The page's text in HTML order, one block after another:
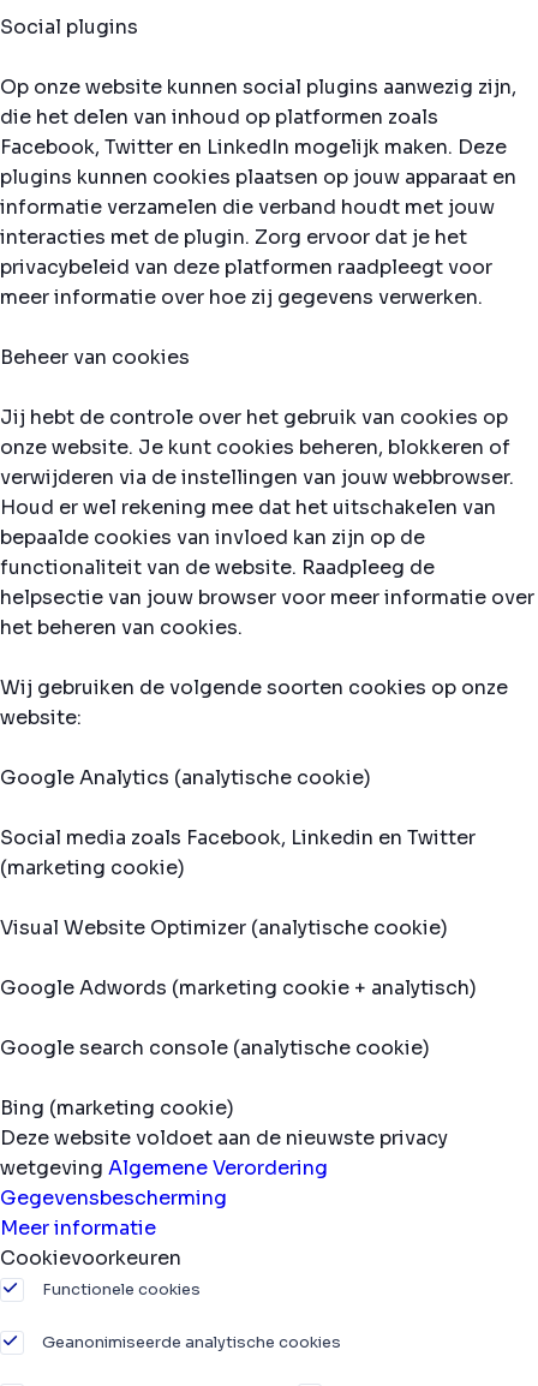
Social plugins
Op onze website kunnen social plugins aanwezig zijn,
die het delen van inhoud op platformen zoals
Facebook, Twitter en LinkedIn mogelijk maken. Deze
plugins kunnen cookies plaatsen op jouw apparaat en
informatie verzamelen die verband houdt met jouw
interacties met de plugin. Zorg ervoor dat je het
privacybeleid van deze platformen raadpleegt voor
meer informatie over hoe zij gegevens verwerken.
Beheer van cookies
Jij hebt de controle over het gebruik van cookies op
onze website. Je kunt cookies beheren, blokkeren of
verwijderen via de instellingen van jouw webbrowser.
Houd er wel rekening mee dat het uitschakelen van
bepaalde cookies van invloed kan zijn op de
functionaliteit van de website. Raadpleeg de
helpsectie van jouw browser voor meer informatie over
het beheren van cookies.
Wij gebruiken de volgende soorten cookies op onze
website:
Google Analytics (analytische cookie)
Social media zoals Facebook, Linkedin en Twitter
(marketing cookie)
Visual Website Optimizer (analytische cookie)
Google Adwords (marketing cookie + analytisch)
Google search console (analytische cookie)
Bing (marketing cookie)
Deze website voldoet aan de nieuwste privacy
wetgeving Algemene Verordering
Gegevensbescherming
Meer informatie
Cookievoorkeuren
Functionele cookies
Geanonimiseerde analytische cookies